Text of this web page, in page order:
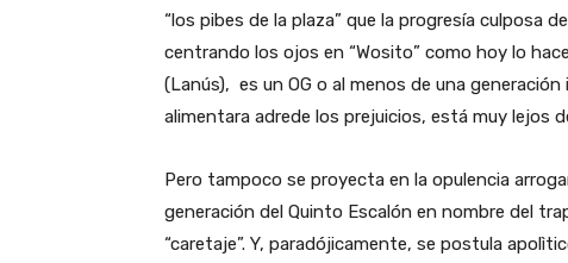
“los pibes de la plaza” que la progresía culposa
centrando los ojos en “Wosito” como hoy lo
(Lanús), es un OG o al menos de una
alimentara adrede los prejuicios, está muy lejos
Pero tampoco se proyecta en la opulencia
generación del Quinto Escalón en nombre del
“caretaje”. Y, paradójicamente, se postula